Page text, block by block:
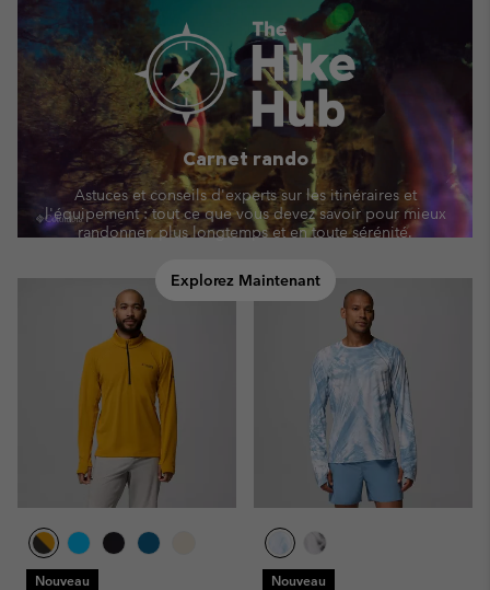
Carnet rando
Astuces et conseils d'experts sur les itinéraires et
l'équipement : tout ce que vous devez savoir pour mieux
randonner, plus longtemps et en toute sérénité.
Explorez Maintenant
Nouveau Nouveau